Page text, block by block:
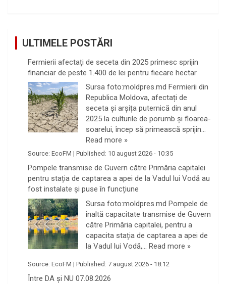
ULTIMELE POSTĂRI
Fermierii afectați de seceta din 2025 primesc sprijin
financiar de peste 1.400 de lei pentru fiecare hectar
Sursa foto:moldpres.md Fermierii din
Republica Moldova, afectați de
seceta și arșița puternică din anul
2025 la culturile de porumb și floarea-
soarelui, încep să primească sprijin…
Read more »
Source: EcoFM | Published: 10 august 2026 - 10:35
Pompele transmise de Guvern către Primăria capitalei
pentru stația de captarea a apei de la Vadul lui Vodă au
fost instalate și puse în funcțiune
Sursa foto:moldpres.md Pompele de
înaltă capacitate transmise de Guvern
către Primăria capitalei, pentru a
capacita stația de captarea a apei de
la Vadul lui Vodă,… Read more »
Source: EcoFM | Published: 7 august 2026 - 18:12
Între DA și NU 07.08.2026